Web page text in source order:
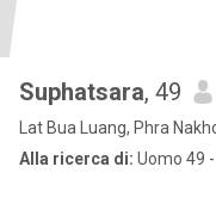
Suphatsara, 49
Lat Bua Luang, Phra
Alla ricerca di: Uomo 49